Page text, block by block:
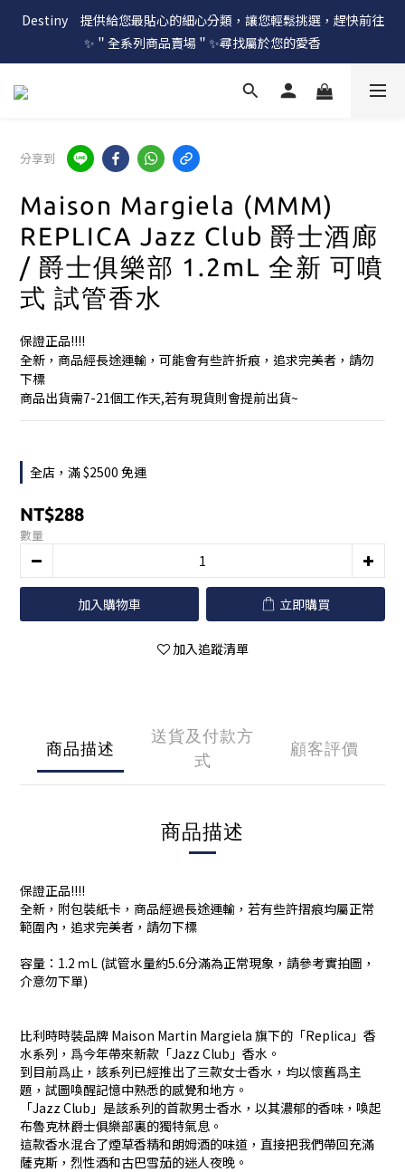
Destiny　提供給您最貼心的細心分類，讓您輕鬆挑選，趕快前往
✨＂全系列商品賣場＂✨尋找屬於您的愛香
分享到
Maison Margiela (MMM)
REPLICA Jazz Club 爵士酒廊
/ 爵士俱樂部 1.2mL 全新 可噴
式 試管香水
保證正品!!!!
全新，商品經長途運輸，可能會有些許折痕，追求完美者，請勿
下標
商品出貨需7-21個工作天,若有現貨則會提前出貨~
全店，滿 $2500 免運
NT$288
數量
加入購物車 立即購買
加入追蹤清單
商品描述
送貨及付款方
式
顧客評價
商品描述
保證正品!!!!
全新，附包裝紙卡，商品經過長途運輸，若有些許摺痕均屬正常
範圍內，追求完美者，請勿下標
容量：1.2 ｍL (試管水量約5.6分滿為正常現象，請參考實拍圖，
介意勿下單)
比利時時裝品牌 Maison Martin Margiela 旗下的「Replica」香
水系列，爲今年帶來新款「Jazz Club」香水。
到目前爲止，該系列已經推出了三款女士香水，均以懷舊爲主
題，試圖喚醒記憶中熟悉的感覺和地方。
「Jazz Club」是該系列的首款男士香水，以其濃郁的香味，喚起
布魯克林爵士俱樂部裏的獨特氣息。
這款香水混合了煙草香精和朗姆酒的味道，直接把我們帶回充滿
薩克斯，烈性酒和古巴雪茄的迷人夜晚。